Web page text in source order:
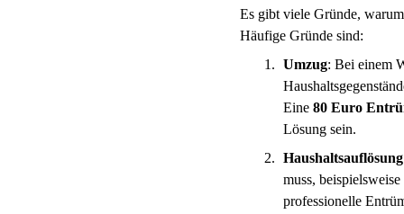
Es gibt viele Gründe,
Häufige Gründe sind:
Umzug: Bei einem
Eine 80 Euro
Lösung sein.
Haushaltsauflösung
muss,
professionelle